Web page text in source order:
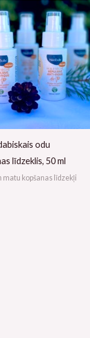
odu
līdzeklis, 50 ml
matu kopšanas līdzekļi